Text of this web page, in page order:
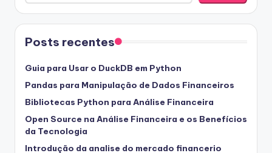
Posts recentes
Guia para Usar o DuckDB em Python
Pandas para Manipulação de Dados Financeiros
Bibliotecas Python para Análise Financeira
Open Source na Análise Financeira e os Benefícios
da Tecnologia
Introdução da analise do mercado financerio